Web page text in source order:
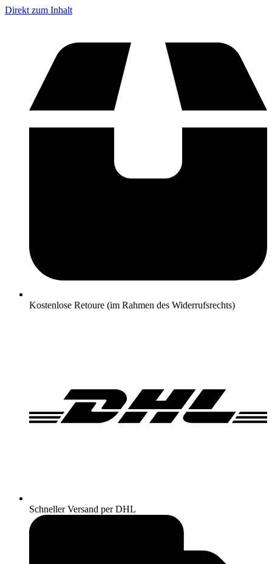
Direkt zum Inhalt
Kostenlose Retoure (im Rahmen des Widerrufsrechts)
Schneller Versand per DHL